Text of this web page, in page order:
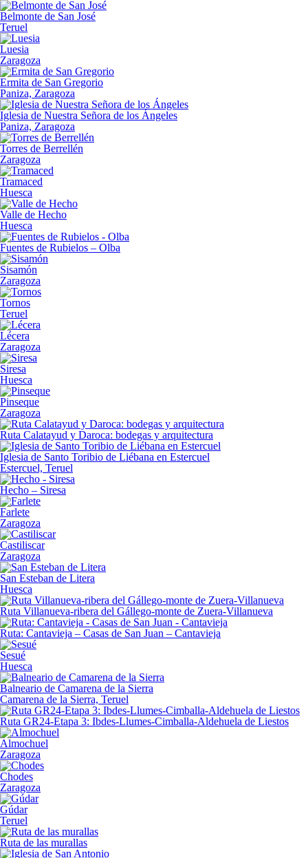
Belmonte de San José
Teruel
Luesia
Zaragoza
Ermita de San Gregorio
Paniza, Zaragoza
Iglesia de Nuestra Señora de los Ángeles
Paniza, Zaragoza
Torres de Berrellén
Zaragoza
Tramaced
Huesca
Valle de Hecho
Huesca
Fuentes de Rubielos – Olba
Sisamón
Zaragoza
Tornos
Teruel
Lécera
Zaragoza
Siresa
Huesca
Pinseque
Zaragoza
Ruta Calatayud y Daroca: bodegas y arquitectura
Iglesia de Santo Toribio de Liébana en Estercuel
Estercuel, Teruel
Hecho – Siresa
Farlete
Zaragoza
Castiliscar
Zaragoza
San Esteban de Litera
Huesca
Ruta Villanueva-ribera del Gállego-monte de Zuera-Villanueva
Ruta: Cantavieja – Casas de San Juan – Cantavieja
Sesué
Huesca
Balneario de Camarena de la Sierra
Camarena de la Sierra, Teruel
Ruta GR24-Etapa 3: Ibdes-Llumes-Cimballa-Aldehuela de Liestos
Almochuel
Zaragoza
Chodes
Zaragoza
Gúdar
Teruel
Ruta de las murallas